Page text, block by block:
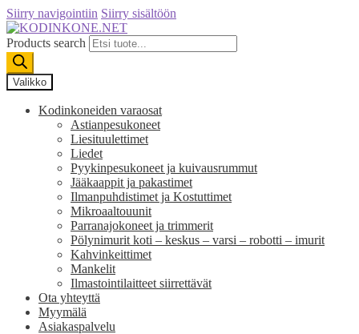
Siirry navigointiin Siirry sisältöön
Products search
Valikko
Kodinkoneiden varaosat
Astianpesukoneet
Liesituulettimet
Liedet
Pyykinpesukoneet ja kuivausrummut
Jääkaappit ja pakastimet
Ilmanpuhdistimet ja Kostuttimet
Mikroaaltouunit
Parranajokoneet ja trimmerit
Pölynimurit koti – keskus – varsi – robotti – imurit
Kahvinkeittimet
Mankelit
Ilmastointilaitteet siirrettävät
Ota yhteyttä
Myymälä
Asiakaspalvelu